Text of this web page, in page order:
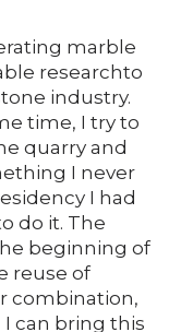
marble
researchto
industry.
time, I try to
quarry and
I never
I had
do it. The
beginning of
reuse of
combination,
can bring this